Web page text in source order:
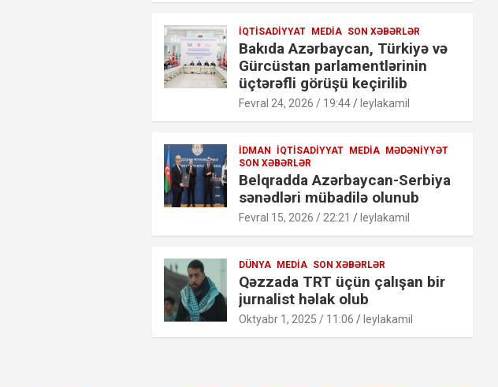
İQTISADIYYAT MEDIA SON XƏBƏRLƏR
Bakıda Azərbaycan, Türkiyə və
Gürcüstan parlamentlərinin
üçtərəfli görüşü keçirilib
Fevral 24, 2026 / 19:44 leylakamil
İDMAN İQTISADIYYAT MEDIA MƏDƏNIYYƏT
SON XƏBƏRLƏR
Belqradda Azərbaycan-Serbiya
sənədləri mübadilə olunub
Fevral 15, 2026 / 22:21 leylakamil
DÜNYA MEDIA SON XƏBƏRLƏR
Qəzzada TRT üçün çalışan bir
jurnalist həlak olub
Oktyabr 1, 2025 / 11:06 leylakamil